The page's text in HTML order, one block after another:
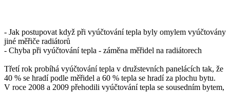
- Jak postupovat když při vyúčtování tepla byly omylem vyúčtovány
jiné měřiče radiátorů
- Chyba při vyúčtování tepla - záměna měřidel na radiátorech
Třetí rok probíhá vyúčtování tepla v družstevních panelácích tak, že
40 % se hradí podle měřidel a 60 % tepla se hradí za plochu bytu.
V roce 2008 a 2009 přehodili vyúčtování tepla se sousedním bytem,